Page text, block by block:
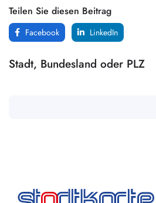
Teilen Sie diesen Beitrag
Facebook LinkedIn
Stadt, Bundesland oder PLZ